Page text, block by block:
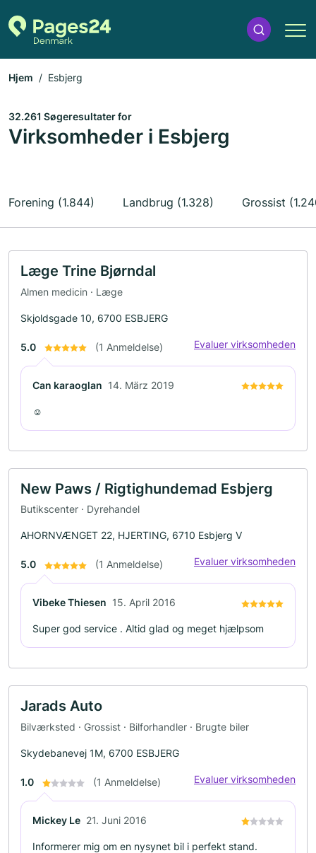
Hjem Esbjerg
32.261 Søgeresultater for
Virksomheder i Esbjerg
Forening (1.844) Landbrug (1.328) Grossist
Læge Trine Bjørndal
Almen medicin · Læge
Skjoldsgade 10, 6700 ESBJERG
5.0 (1 Anmeldelse) Evaluer virksomheden
Can karaoglan 14. März 2019
☺️
New Paws / Rigtighundemad Esbjerg
Butikscenter · Dyrehandel
AHORNVÆNGET 22, HJERTING, 6710 Esbjerg V
5.0 (1 Anmeldelse) Evaluer virksomheden
Vibeke Thiesen 15. April 2016
Super god service . Altid glad og meget hjælpsom
Jarads Auto
Bilværksted · Grossist · Bilforhandler · Brugte biler
Skydebanevej 1M, 6700 ESBJERG
1.0 (1 Anmeldelse) Evaluer virksomheden
Mickey Le 21. Juni 2016
Informerer mig om en nysynet bil i perfekt stand.